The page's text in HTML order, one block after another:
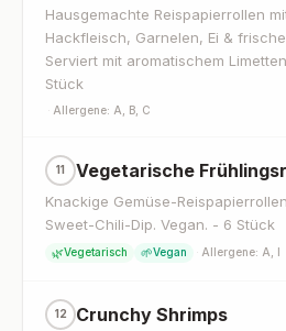
Hausgemachte Reispapierrollen
Hackfleisch, Garnelen, Ei &
Serviert mit aromatischem
Stück
· Allergene: A, B, C
11 Vegetarische
Knackige Gemüse-
Sweet-Chili-Dip. Vegan. - 6 Stück
🌿Vegetarisch 🌱Vegan · Allergene: A, I
12 Crunchy Shrimps